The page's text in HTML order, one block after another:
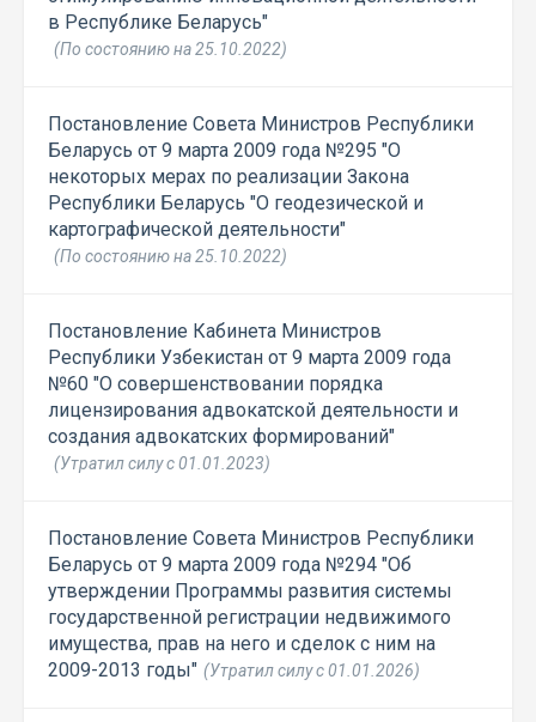
в Республике Беларусь"
(По состоянию на 25.10.2022)
Постановление Совета Министров Республики
Беларусь от 9 марта 2009 года №295 "О
некоторых мерах по реализации Закона
Республики Беларусь "О геодезической и
картографической деятельности"
(По состоянию на 25.10.2022)
Постановление Кабинета Министров
Республики Узбекистан от 9 марта 2009 года
№60 "О совершенствовании порядка
лицензирования адвокатской деятельности и
создания адвокатских формирований"
(Утратил силу с 01.01.2023)
Постановление Совета Министров Республики
Беларусь от 9 марта 2009 года №294 "Об
утверждении Программы развития системы
государственной регистрации недвижимого
имущества, прав на него и сделок с ним на
2009-2013 годы" (Утратил силу с 01.01.2026)